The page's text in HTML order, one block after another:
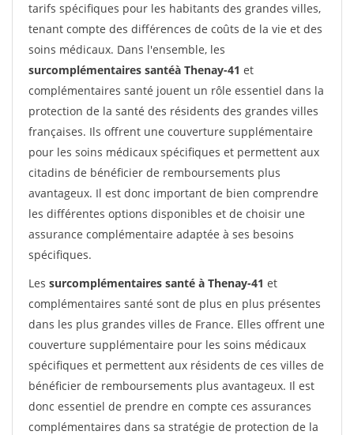
tarifs spécifiques pour les habitants des grandes villes,
tenant compte des différences de coûts de la vie et des
soins médicaux. Dans l'ensemble, les
surcomplémentaires santéà Thenay-41 et
complémentaires santé jouent un rôle essentiel dans la
protection de la santé des résidents des grandes villes
françaises. Ils offrent une couverture supplémentaire
pour les soins médicaux spécifiques et permettent aux
citadins de bénéficier de remboursements plus
avantageux. Il est donc important de bien comprendre
les différentes options disponibles et de choisir une
assurance complémentaire adaptée à ses besoins
spécifiques.
Les surcomplémentaires santé à Thenay-41 et
complémentaires santé sont de plus en plus présentes
dans les plus grandes villes de France. Elles offrent une
couverture supplémentaire pour les soins médicaux
spécifiques et permettent aux résidents de ces villes de
bénéficier de remboursements plus avantageux. Il est
donc essentiel de prendre en compte ces assurances
complémentaires dans sa stratégie de protection de la